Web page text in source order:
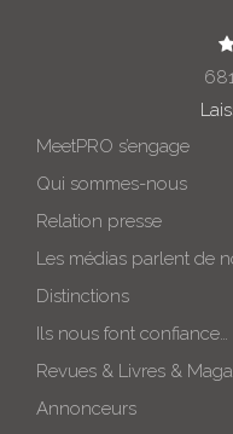
MeetPRO s’engage
Qui sommes-nous
Relation presse
Les médias parlent de
Distinctions
Ils nous font confiance…
Revues & Livres &
Annonceurs